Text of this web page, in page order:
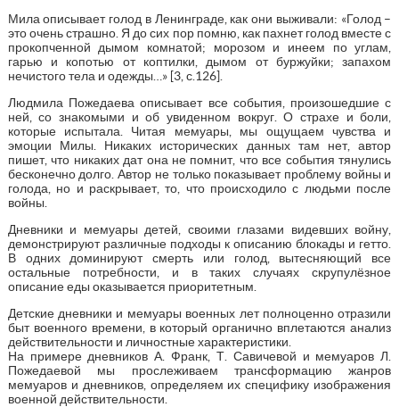
Мила описывает голод в Ленинграде, как они выживали: «Голод –
это очень страшно. Я до сих пор помню, как пахнет голод вместе с
прокопченной дымом комнатой; морозом и инеем по углам,
гарью и копотью от коптилки, дымом от буржуйки; запахом
нечистого тела и одежды…» [3, с.126].
Людмила Пожедаева описывает все события, произошедшие с
ней, со знакомыми и об увиденном вокруг. О страхе и боли,
которые испытала. Читая мемуары, мы ощущаем чувства и
эмоции Милы. Никаких исторических данных там нет, автор
пишет, что никаких дат она не помнит, что все события тянулись
бесконечно долго. Автор не только показывает проблему войны и
голода, но и раскрывает, то, что происходило с людьми после
войны.
Дневники и мемуары детей, своими глазами видевших войну,
демонстрируют различные подходы к описанию блокады и гетто.
В одних доминируют смерть или голод, вытесняющий все
остальные потребности, и в таких случаях скрупулёзное
описание еды оказывается приоритетным.
Детские дневники и мемуары военных лет полноценно отразили
быт военного времени, в который органично вплетаются анализ
действительности и личностные характеристики.
На примере дневников А. Франк, Т. Савичевой и мемуаров Л.
Пожедаевой мы прослеживаем трансформацию жанров
мемуаров и дневников, определяем их специфику изображения
военной действительности.